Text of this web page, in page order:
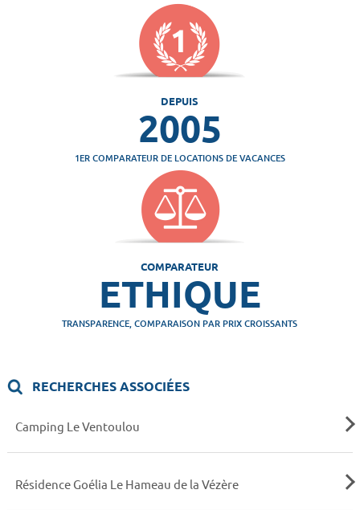
DEPUIS
2005
1ER COMPARATEUR DE LOCATIONS DE VACANCES
COMPARATEUR
ETHIQUE
TRANSPARENCE, COMPARAISON PAR PRIX CROISSANTS
RECHERCHES ASSOCIÉES
Camping Le Ventoulou
Résidence Goélia Le Hameau de la Vézère